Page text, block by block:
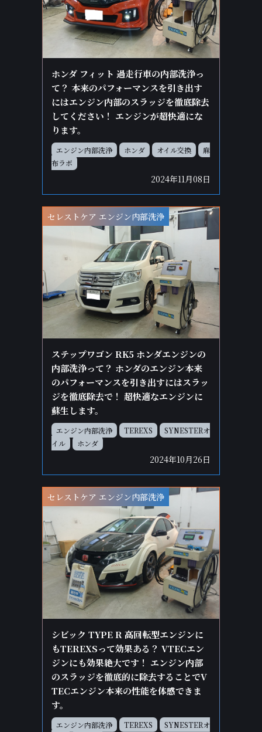
ホンダ フィット 過走行車の内部洗浄っ
て？ 本来のパフォーマンスを引き出す
にはエンジン内部のスラッジを徹底除去
してください！ エンジンが超快適にな
ります。
エンジン内部洗浄 ホンダ オイル交換
麻
布ラボ
2024年11月08日
セレストケア エンジン内部洗浄
ステップワゴン RK5 ホンダエンジンの
内部洗浄って？ ホンダのエンジン本来
のパフォーマンスを引き出すにはスラッ
ジを徹底除去で！ 超快適なエンジンに
蘇生します。
エンジン内部洗浄 TEREXS
SYNESTERオ
イル
ホンダ
2024年10月26日
セレストケア エンジン内部洗浄
シビック TYPE R 高回転型エンジンに
もTEREXSって効果ある？ VTECエン
ジンにも効果絶大です！ エンジン内部
のスラッジを徹底的に除去することでV
TECエンジン本来の性能を体感できま
す。
エンジン内部洗浄 TEREXS
SYNESTERオ